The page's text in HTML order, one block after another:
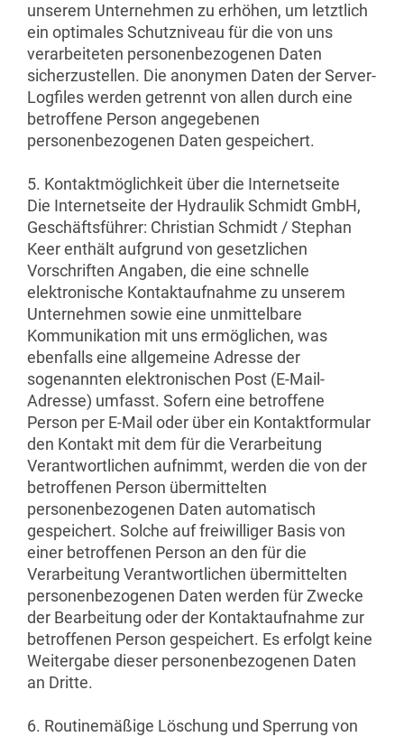
unserem Unternehmen zu erhöhen, um letztlich
ein optimales Schutzniveau für die von uns
verarbeiteten personenbezogenen Daten
sicherzustellen. Die anonymen Daten der Server-
Logfiles werden getrennt von allen durch eine
betroffene Person angegebenen
personenbezogenen Daten gespeichert.
5. Kontaktmöglichkeit über die Internetseite
Die Internetseite der Hydraulik Schmidt GmbH,
Geschäftsführer: Christian Schmidt / Stephan
Keer enthält aufgrund von gesetzlichen
Vorschriften Angaben, die eine schnelle
elektronische Kontaktaufnahme zu unserem
Unternehmen sowie eine unmittelbare
Kommunikation mit uns ermöglichen, was
ebenfalls eine allgemeine Adresse der
sogenannten elektronischen Post (E-Mail-
Adresse) umfasst. Sofern eine betroffene
Person per E-Mail oder über ein Kontaktformular
den Kontakt mit dem für die Verarbeitung
Verantwortlichen aufnimmt, werden die von der
betroffenen Person übermittelten
personenbezogenen Daten automatisch
gespeichert. Solche auf freiwilliger Basis von
einer betroffenen Person an den für die
Verarbeitung Verantwortlichen übermittelten
personenbezogenen Daten werden für Zwecke
der Bearbeitung oder der Kontaktaufnahme zur
betroffenen Person gespeichert. Es erfolgt keine
Weitergabe dieser personenbezogenen Daten
an Dritte.
6. Routinemäßige Löschung und Sperrung von